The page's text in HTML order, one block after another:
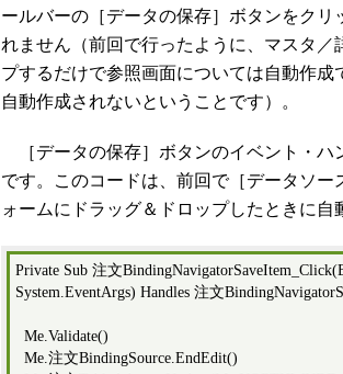
ールバーの［データの保存］ボタンをク
れません（前回で行ったように、マスタ
プするだけで参照画面については自動作
自動作成されないということです）。
［データの保存］ボタンのイベント・ハ
です。このコードは、前回で［データソ
ォームにドラッグ＆ドロップしたときに自
Private Sub 注文
System.EventArgs) Handles 注文
Me.Validate()
Me.注文BindingSource.EndEdit()